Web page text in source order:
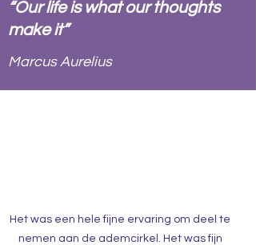
“Our life is what our thoughts
make it”
Marcus Aurelius
Het was een hele fijne ervaring om deel te
nemen aan de ademcirkel. Het was fijn